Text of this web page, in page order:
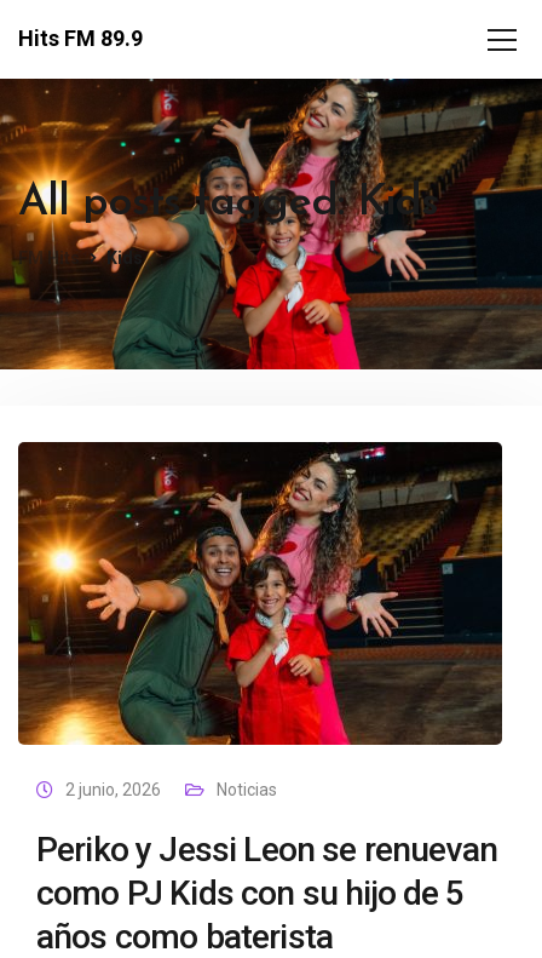
Hits FM 89.9
All posts tagged: Kids
FM Hits Kids
2 junio, 2026 Noticias
Periko y Jessi Leon se renuevan
como PJ Kids con su hijo de 5
años como baterista